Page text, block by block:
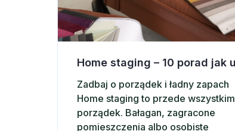
Zadbaj o porządek i ładny zapach
Home staging to przede wszystkim
porządek. Bałagan, zagracone
pomieszczenia albo osobiste